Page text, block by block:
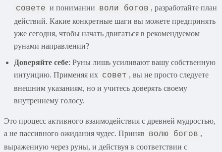
совете и понимании воли богов , разработайте план
действий. Какие конкретные шаги вы можете предпринять
уже сегодня, чтобы начать двигаться в рекомендуемом
рунами направлении?
Доверяйте себе: Руны лишь усиливают вашу собственную
интуицию. Применяя их совет , вы не просто следуете
внешним указаниям, но и учитесь доверять своему
внутреннему голосу.
Это процесс активного взаимодействия с древней мудростью,
а не пассивного ожидания чудес. Приняв волю богов ,
выраженную через руны, и действуя в соответствии с